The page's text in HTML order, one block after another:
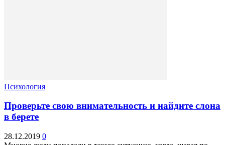
Психология
Проверьте свою внимательность и найдите слона
в берете
28.12.2019 0